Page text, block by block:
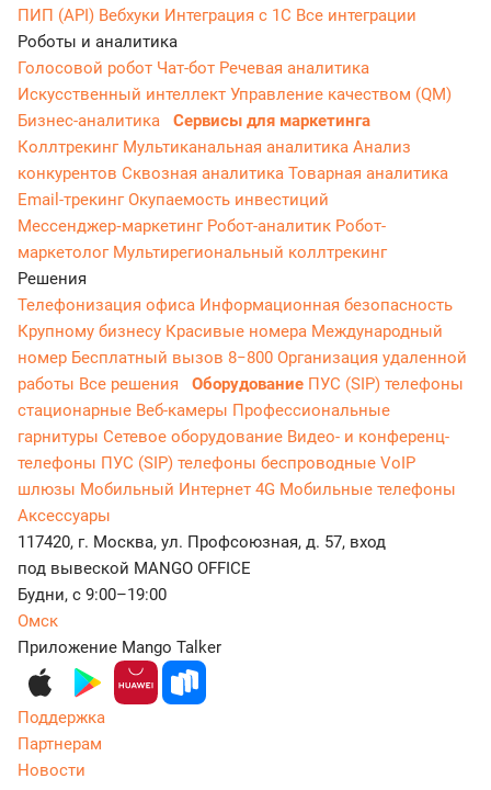
ПИП (API) Вебхуки Интеграция с 1С Все интеграции
Роботы и аналитика
Голосовой робот Чат-бот Речевая аналитика
Искусственный интеллект Управление качеством (QM)
Бизнес-аналитика
Сервисы для маркетинга
Коллтрекинг Мультиканальная аналитика Анализ
конкурентов Сквозная аналитика Товарная аналитика
Email-трекингОкупаемость инвестиций
Мессенджер‑маркетинг Робот-аналитик Робот-
маркетолог Мультирегиональный коллтрекинг
Решения
Телефонизация офиса Информационная безопасность
Крупному бизнесу Красивые номера Международный
номер Бесплатный вызов 8−800 Организация удаленной
работы Все решения Оборудование ПУС (SIP) телефоны
стационарные Веб-камеры Профессиональные
гарнитуры Сетевое оборудование Видео- и конференц-
телефоны ПУС (SIP) телефоны беспроводные VoIP
шлюзы Мобильный Интернет 4G Мобильные телефоны
Аксессуары
117420, г. Москва, ул. Профсоюзная, д. 57, вход
под вывеской MANGO OFFICE
Будни, с 9:00–19:00
Омск
Приложение Mango Talker
Поддержка
Партнерам
Новости